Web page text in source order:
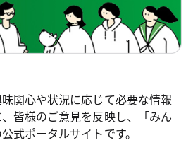
関心や状況に応じて必要な情報
皆様のご意見を反映し、「みん
式ポータルサイトです。